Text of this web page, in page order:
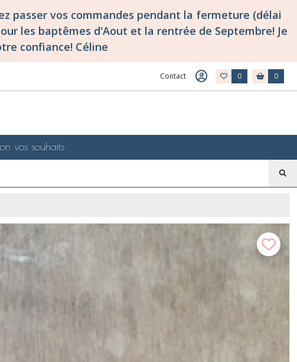
passer vos commandes pendant la fermeture (délai
les baptêmes d'Aout et la rentrée de Septembre! Je
confiance! Céline
Contact 0 0
vos souhaits